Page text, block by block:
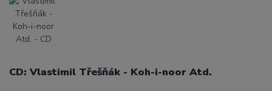
CD: Vlastimil Třešňák - Koh-i-noor Atd.